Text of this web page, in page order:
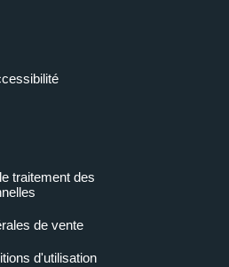
traitement des
de vente
d'utilisation